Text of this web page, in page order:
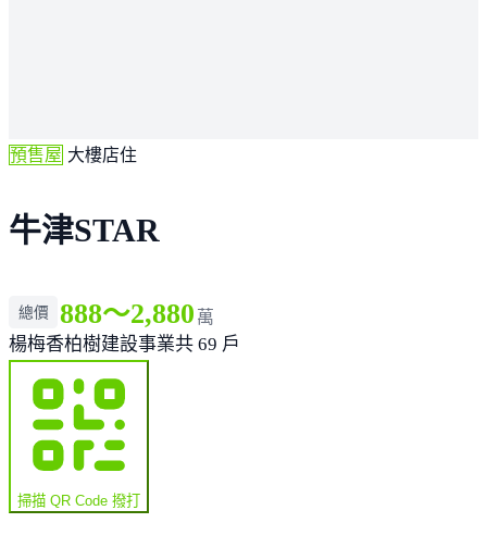
預售屋 大樓店住
牛津STAR
總價 888～2,880 萬
楊梅香柏樹建設事業共 69 戶
掃描 QR Code 撥打